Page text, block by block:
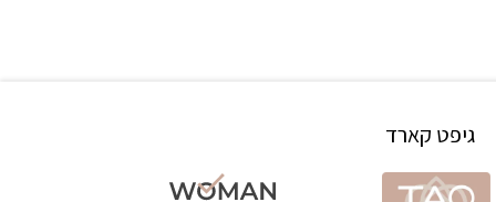
גיפט קארד